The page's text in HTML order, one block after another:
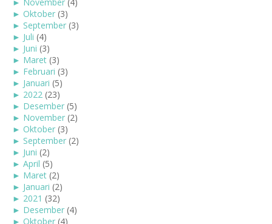
► Oktober (3)
► September (3)
► Juli (4)
► Juni (3)
► Maret (3)
► Februari (3)
► Januari (5)
► 2022 (23)
► Desember (5)
► November (2)
► Oktober (3)
► September (2)
► Juni (2)
► April (5)
► Maret (2)
► Januari (2)
► 2021 (32)
► Desember (4)
► Oktober (4)